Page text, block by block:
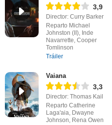
3,9
Director: Curry Barker
Reparto Michael
Johnston (II), Inde
Navarrette, Cooper
Tomlinson
Tráiler
Vaiana
3,3
Director: Thomas Kail
Reparto Catherine
Laga'aia, Dwayne
Johnson, Rena Owen